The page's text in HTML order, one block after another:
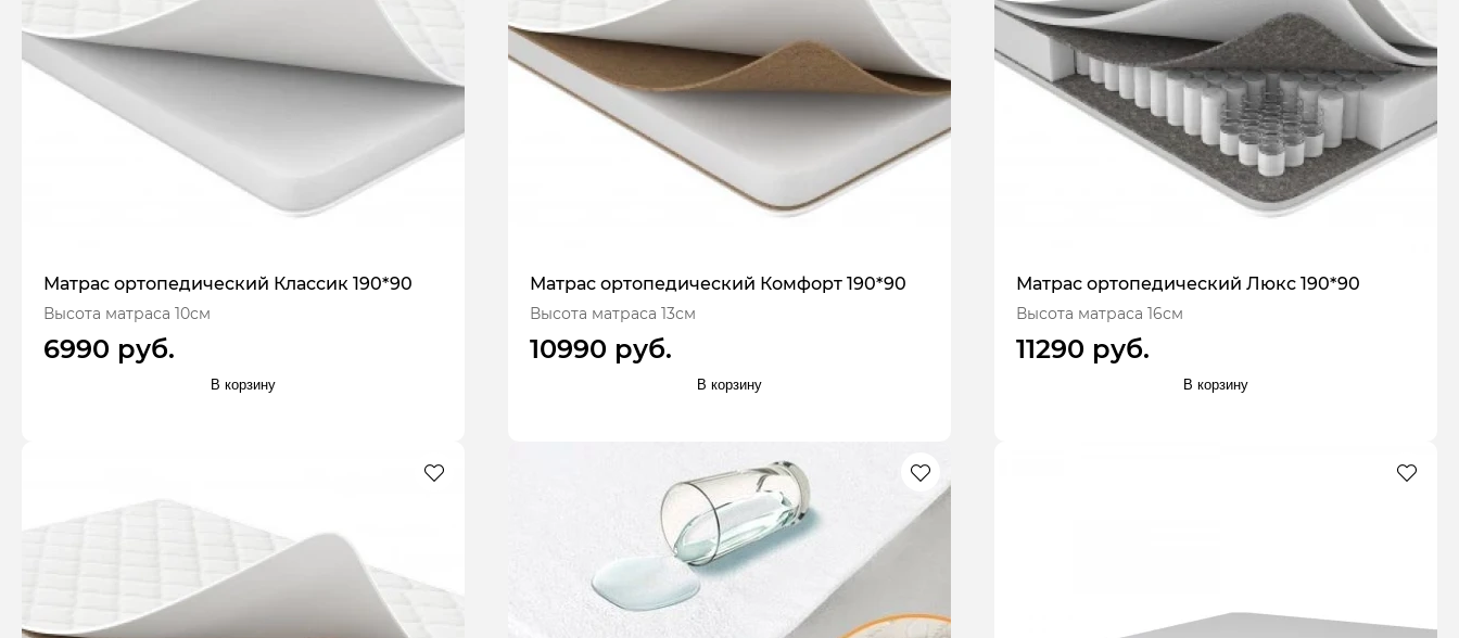
Матрас ортопедический Классик 190*90
Высота матраса 10см
6990 руб.
В корзину
Матрас ортопедический Комфорт 190*90
Высота матраса 13см
10990 руб.
В корзину
Матрас ортопедический Люкс 190*90
Высота матраса 16см
11290 руб.
В корзину